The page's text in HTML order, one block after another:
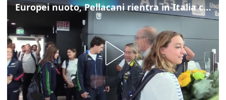
Europei nuoto, Pellacani rientra in Italia con gli azzurri dei tuffi